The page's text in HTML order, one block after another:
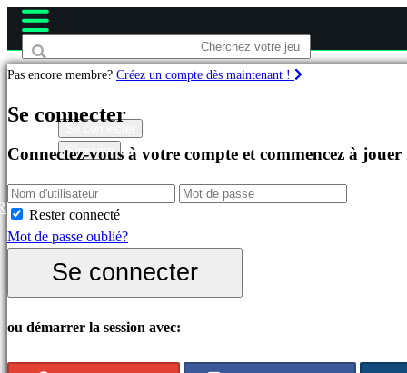
Jeux
Célèbres
Nouveautés
Free
Play
Catégories
d'Action
S'inscrire
Pas encore membre? Créez un compte dès maintenant !
Se connecter
Connectez-vous à votre compte et commencez à
Rester connecté
Mot de passe oublié?
Se connecter
ou démarrer la session avec: